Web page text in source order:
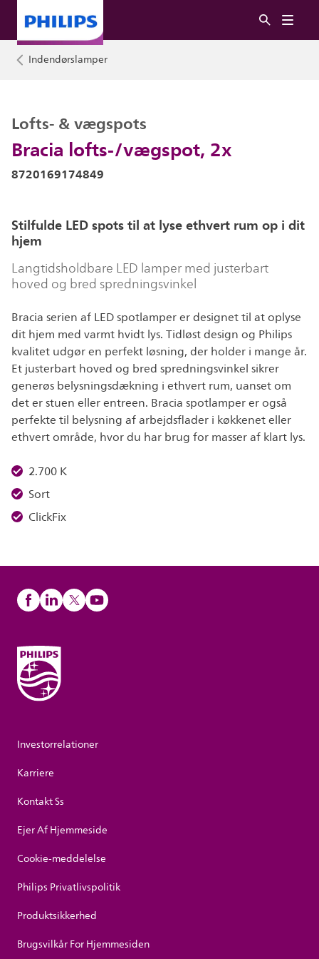
Indendørslamper
Bracia lofts-/vægspot, 2x
Lofts- & vægspots
8720169174849
Stilfulde LED spots til at lyse ethvert rum op i dit
hjem
Langtidsholdbare LED lamper med justerbart
hoved og bred spredningsvinkel
Bracia serien af LED spotlamper er designet til at oplyse
dit hjem med varmt hvidt lys. Tidløst design og Philips
kvalitet udgør en perfekt løsning, der holder i mange år.
Et justerbart hoved og bred spredningsvinkel sikrer
generøs belysningsdækning i ethvert rum, uanset om
det er stuen eller entreen. Bracia spotlamper er også
perfekte til belysning af arbejdsflader i køkkenet eller
ethvert område, hvor du har brug for masser af klart lys.
2.700 K
Sort
ClickFix
Investorrelationer
Karriere
Kontakt Ss
Ejer Af Hjemmeside
Cookie-meddelelse
Philips Privatlivspolitik
Produktsikkerhed
Brugsvilkår For Hjemmesiden